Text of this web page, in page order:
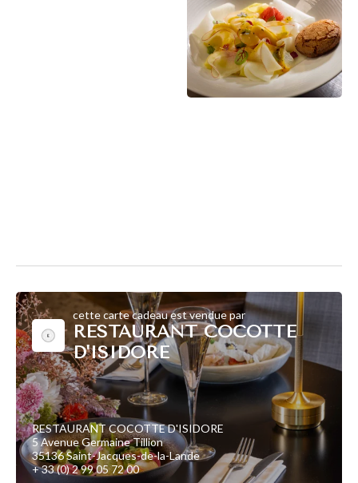
cette carte cadeau est vendue par
RESTAURANT COCOTTE
D'ISIDORE
RESTAURANT COCOTTE D'ISIDORE
5 Avenue Germaine Tillion
35136 Saint-Jacques-de-la-Lande
+ 33 (0) 2 99 05 72 00